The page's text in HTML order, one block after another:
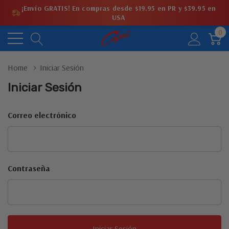
¡Envío GRATIS! En compras desde $19.95 en PR y $39.95 en
USA
0
Home Iniciar Sesión
Iniciar Sesión
Correo electrónico
Contraseña